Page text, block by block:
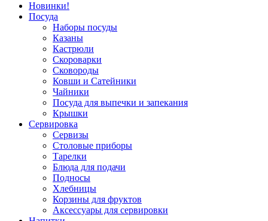
Новинки!
Посуда
Наборы посуды
Казаны
Кастрюли
Скороварки
Сковороды
Ковши и Сатейники
Чайники
Посуда для выпечки и запекания
Крышки
Сервировка
Сервизы
Столовые приборы
Тарелки
Блюда для подачи
Подносы
Хлебницы
Корзины для фруктов
Аксессуары для сервировки